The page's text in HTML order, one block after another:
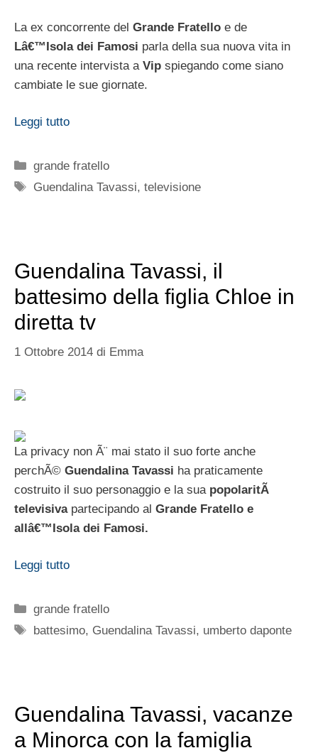
La ex concorrente del Grande Fratello e de
Lâ€™Isola dei Famosi parla della sua nuova vita in
una recente intervista a Vip spiegando come siano
cambiate le sue giornate.
Leggi tutto
Categorie
grande fratello
Tag
Guendalina Tavassi,televisione
Guendalina Tavassi, il
battesimo della figlia Chloe in
diretta tv
1 Ottobre 2014 di Emma
La privacy non Ã¨ mai stato il suo forte anche
perchÃ© Guendalina Tavassi ha praticamente
costruito il suo personaggio e la sua popolaritÃ
televisiva partecipando al Grande Fratello e
allâ€™Isola dei Famosi.
Leggi tutto
Categorie
grande fratello
Tag
battesimo, Guendalina Tavassi, umberto daponte
Guendalina Tavassi, vacanze
a Minorca con la famiglia